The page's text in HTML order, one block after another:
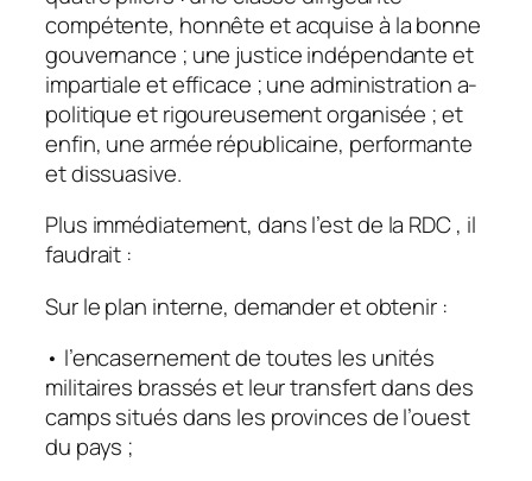
compétente, honnête et acquise à la bonne
gouvernance ; une justice indépendante et
impartiale et efficace ; une administration a-
politique et rigoureusement organisée ; et
enfin, une armée républicaine, performante
et dissuasive.
Plus immédiatement, dans l’est de la RDC , il
faudrait :
Sur le plan interne, demander et obtenir :
• l’encasernement de toutes les unités
militaires brassés et leur transfert dans des
camps situés dans les provinces de l’ouest
du pays ;